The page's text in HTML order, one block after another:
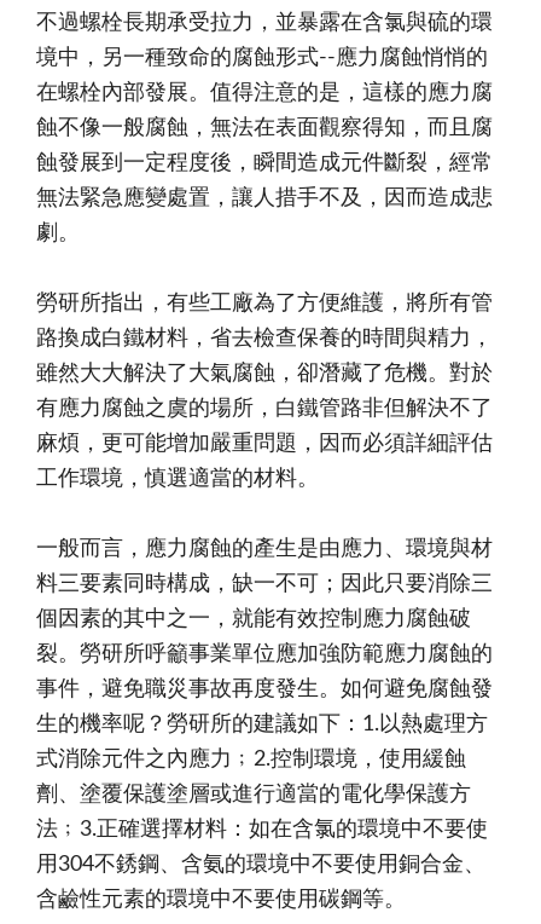
不過螺栓長期承受拉力，並暴露在含氯與硫的環
境中，另一種致命的腐蝕形式--應力腐蝕悄悄的
在螺栓內部發展。值得注意的是，這樣的應力腐
蝕不像一般腐蝕，無法在表面觀察得知，而且腐
蝕發展到一定程度後，瞬間造成元件斷裂，經常
無法緊急應變處置，讓人措手不及，因而造成悲
劇。
勞研所指出，有些工廠為了方便維護，將所有管
路換成白鐵材料，省去檢查保養的時間與精力，
雖然大大解決了大氣腐蝕，卻潛藏了危機。對於
有應力腐蝕之虞的場所，白鐵管路非但解決不了
麻煩，更可能增加嚴重問題，因而必須詳細評估
工作環境，慎選適當的材料。
一般而言，應力腐蝕的產生是由應力、環境與材
料三要素同時構成，缺一不可；因此只要消除三
個因素的其中之一，就能有效控制應力腐蝕破
裂。勞研所呼籲事業單位應加強防範應力腐蝕的
事件，避免職災事故再度發生。如何避免腐蝕發
生的機率呢？勞研所的建議如下：1.以熱處理方
式消除元件之內應力﹔2.控制環境，使用緩蝕
劑、塗覆保護塗層或進行適當的電化學保護方
法﹔3.正確選擇材料：如在含氯的環境中不要使
用304不銹鋼、含氨的環境中不要使用銅合金、
含鹼性元素的環境中不要使用碳鋼等。